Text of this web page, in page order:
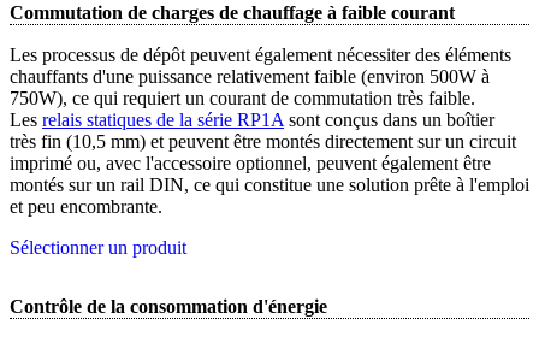
Commutation de charges de chauffage à faible courant
Les processus de dépôt peuvent également nécessiter des éléments
chauffants d'une puissance relativement faible (environ 500W à
750W), ce qui requiert un courant de commutation très faible.
Les relais statiques de la série RP1A sont conçus dans un boîtier
très fin (10,5 mm) et peuvent être montés directement sur un circuit
imprimé ou, avec l'accessoire optionnel, peuvent également être
montés sur un rail DIN, ce qui constitue une solution prête à l'emploi
et peu encombrante.
Sélectionner un produit
Contrôle de la consommation d'énergie